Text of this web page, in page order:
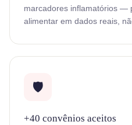
marcadores inflamatórios —
alimentar em dados reais,
🛡️
+40 convênios aceitos